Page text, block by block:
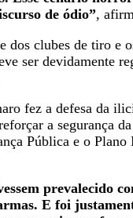
de ódio”,
dos clubes de tiro e
ser devidamente
fez a defesa da
a segurança
Pública e o
prevalecido
E foi